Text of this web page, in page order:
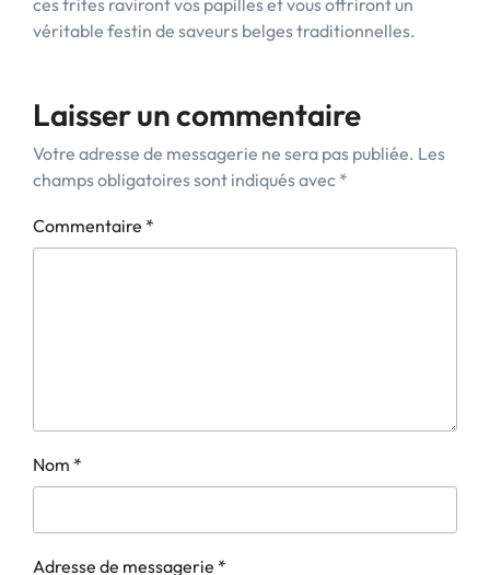
ces frites raviront vos papilles et vous offriront un
véritable festin de saveurs belges traditionnelles.
Laisser un commentaire
Votre adresse de messagerie ne sera pas publiée. Les
champs obligatoires sont indiqués avec *
Commentaire *
Nom *
Adresse de messagerie *